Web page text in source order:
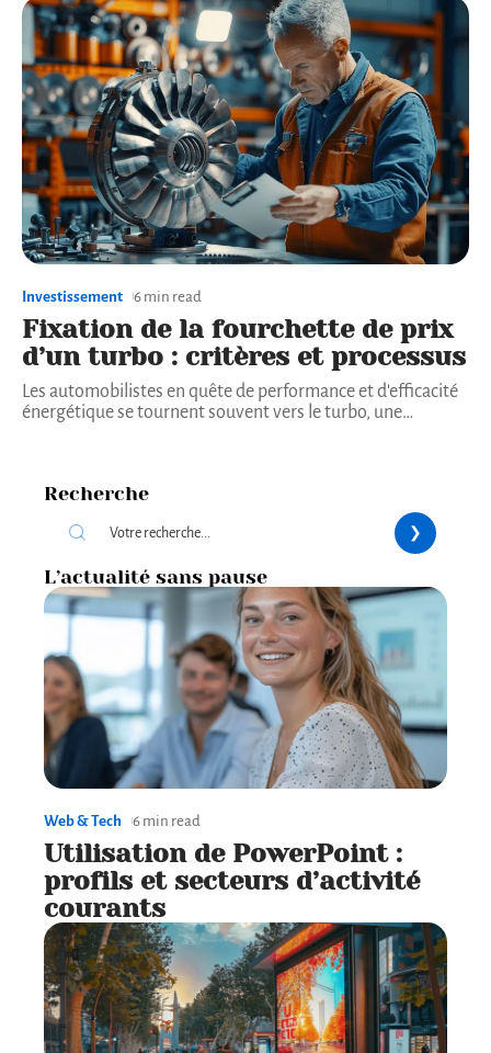
Investissement 6 min read
Fixation de la fourchette de prix
d’un turbo : critères et processus
Les automobilistes en quête de performance et d'efficacité
énergétique se tournent souvent vers le turbo, une…
Recherche
L’actualité sans pause
Web & Tech 6 min read
Utilisation de PowerPoint :
profils et secteurs d’activité
courants